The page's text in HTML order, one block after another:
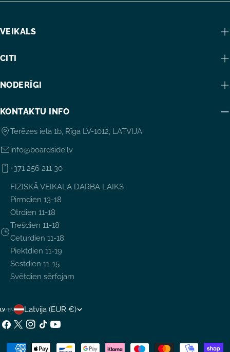
VEIKALS
CITI
NODERĪGI
KONTAKTU INFO
Terēzes iela 1b, Rīga LV-1012, LATVIJA
info@boardside.lv
+371 256 211 30
FIZISKĀ VEIKALA DARBA LAIKS
Pirmdien 13-18
Otrdien 11-18
Trešdien 11-18
Ceturdien 11-18
Piektdien 11-19
Sestdien 11-15
Svētdien sērfojam
LV/ENV
A
L
Latvija (EUR €)
Facebook
X
Instagram
TikTokYouTube
Maksājumu